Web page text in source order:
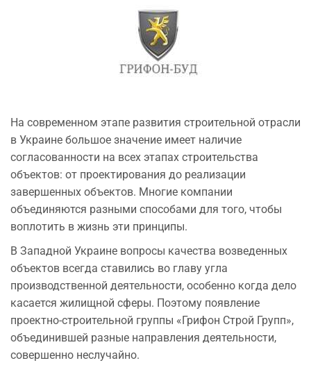
На современном этапе развития строительной отрасли
в Украине большое значение имеет наличие
согласованности на всех этапах строительства
объектов: от проектирования до реализации
завершенных объектов. Многие компании
объединяются разными способами для того, чтобы
воплотить в жизнь эти принципы.
В Западной Украине вопросы качества возведенных
объектов всегда ставились во главу угла
производственной деятельности, особенно когда дело
касается жилищной сферы. Поэтому появление
проектно-строительной группы «Грифон Строй Групп»,
объединившей разные направления деятельности,
совершенно неслучайно.